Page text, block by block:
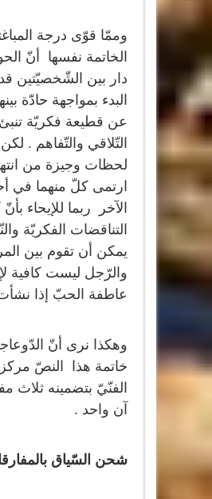
وممّا قوّى درجة
الخاتمة نفسها أنّ
دار بين الشّخصيّتين
البدء بمواجهة حادّة
عن قطيعة فكريّة تنبئ
التّلاقي والتّفاهم .
لحظات وجيزة من
ارتمى كلّ منهما في
الآخر ربما للإيحاء
التناقضات الفكريّة
يمكن أن تقوم بين
والرّجل ليست كافية
عاطفة الحبّ إذا نشأت
وهكذا نرى أنّ
خاتمة هذا النصّ
الفنّيّ بتضمينه ثلاث
آن واحد .
شحن السّياق